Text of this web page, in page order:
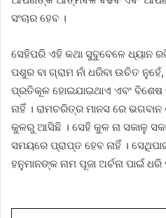
ସଂଚାର ହେବ ।
ସେହିପରି ଏହି କଥା ସୁବୁବେଳେ ଧ୍ୟାନ
ପଶୁର ବା ଗ୍ରାମ ନାଁ ଧରିବା ଉଚିତ
ପ୍ରତିକୂଳ ହୋଇଯାଇଥାଏ ଏବଂ ବିଶେଷ
ନାହିଁ । ରାମଚରିତ୍ର ମାନସ ରେ
କୁଳରୁ ଆସିଛି । ସେହି କୁଳ ନା ସକାଳୁ
ସମୟରେ ପ୍ରାପ୍ତ ହେବ ନାହିଁ ।
ହନୁମାନଙ୍କ ନାମ ପୂଜା ଅର୍ଚନା ପାଇଁ ଧରି